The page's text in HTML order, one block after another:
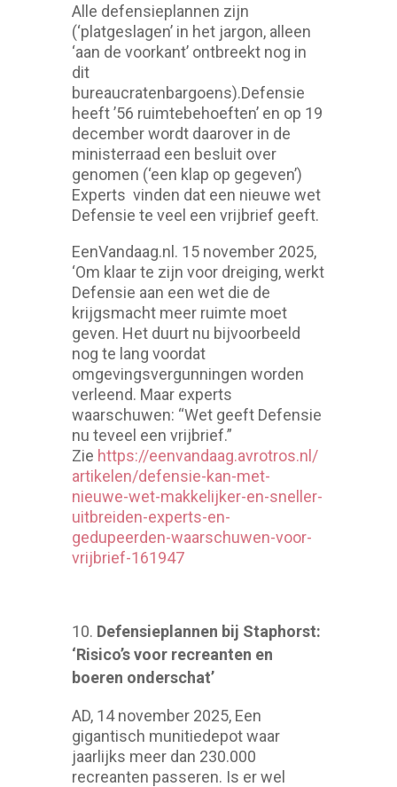
Alle defensieplannen zijn
(‘platgeslagen’ in het jargon, alleen
‘aan de voorkant’ ontbreekt nog in
dit
bureaucratenbargoens).Defensie
heeft ’56 ruimtebehoeften’ en op 19
december wordt daarover in de
ministerraad een besluit over
genomen (‘een klap op gegeven’)
Experts vinden dat een nieuwe wet
Defensie te veel een vrijbrief geeft.
EenVandaag.nl. 15 november 2025,
‘Om klaar te zijn voor dreiging, werkt
Defensie aan een wet die de
krijgsmacht meer ruimte moet
geven. Het duurt nu bijvoorbeeld
nog te lang voordat
omgevingsvergunningen worden
verleend. Maar experts
waarschuwen: “Wet geeft Defensie
nu teveel een vrijbrief.”
Zie https://eenvandaag.avrotros.nl/
artikelen/defensie-kan-met-
nieuwe-wet-makkelijker-en-sneller-
uitbreiden-experts-en-
gedupeerden-waarschuwen-voor-
vrijbrief-161947
Defensieplannen bij Staphorst:
‘Risico’s voor recreanten en
boeren onderschat’
AD, 14 november 2025, Een
gigantisch munitiedepot waar
jaarlijks meer dan 230.000
recreanten passeren. Is er wel